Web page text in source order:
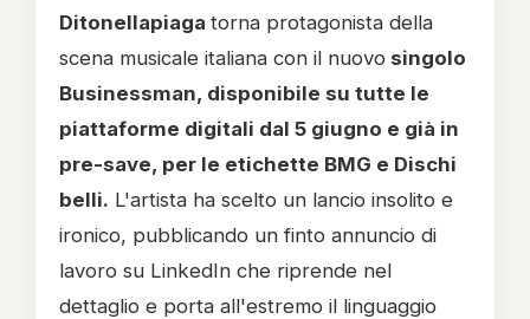
Ditonellapiaga torna protagonista della
scena musicale italiana con il nuovo singolo
Businessman, disponibile su tutte le
piattaforme digitali dal 5 giugno e già in
pre-save, per le etichette BMG e Dischi
belli. L'artista ha scelto un lancio insolito e
ironico, pubblicando un finto annuncio di
lavoro su LinkedIn che riprende nel
dettaglio e porta all'estremo il linguaggio